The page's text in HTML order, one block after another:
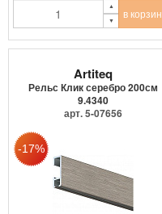
в
Artiteq
Рельс Клик серебро 200см
9.4340
арт. 5-07656